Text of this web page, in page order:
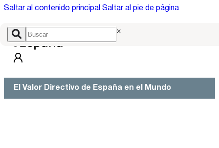
Saltar al contenido principal Saltar al pie de página
×
El Valor Directivo de España en el Mundo